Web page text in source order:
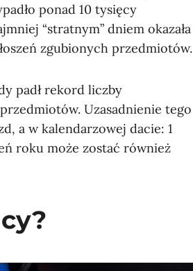
ponad 10 tysięcy
“stratnym” dniem okazała
zgubionych przedmiotów.
padł rekord liczby
Uzasadnienie tego
a w kalendarzowej dacie: 1
roku może zostać również